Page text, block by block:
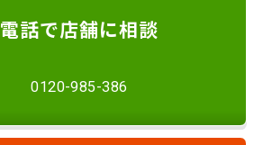
電話で店舗に相談
0120-985-386